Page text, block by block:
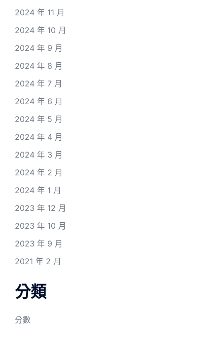
2024 年 11 月
2024 年 10 月
2024 年 9 月
2024 年 8 月
2024 年 7 月
2024 年 6 月
2024 年 5 月
2024 年 4 月
2024 年 3 月
2024 年 2 月
2024 年 1 月
2023 年 12 月
2023 年 10 月
2023 年 9 月
2021 年 2 月
分類
分數